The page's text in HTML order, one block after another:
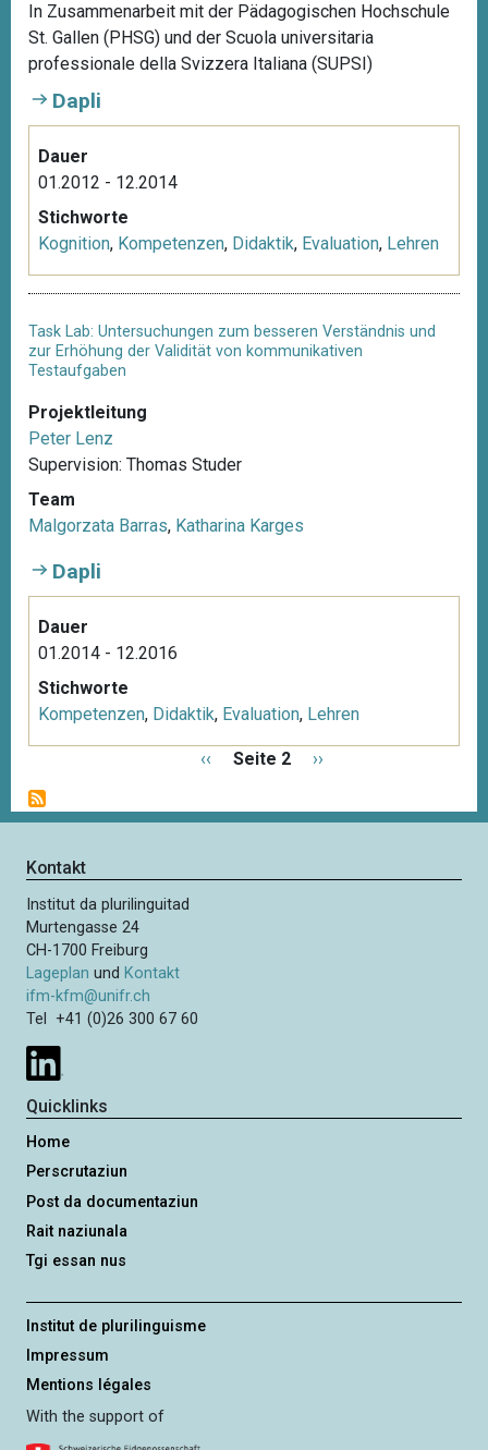
In Zusammenarbeit mit der Pädagogischen Hochschule
St. Gallen (PHSG) und der Scuola universitaria
professionale della Svizzera Italiana (SUPSI)
Dapli
Dauer
01.2012 - 12.2014
Stichworte
Kognition, Kompetenzen, Didaktik, Evaluation, Lehren
Task Lab: Untersuchungen zum besseren Verständnis und
zur Erhöhung der Validität von kommunikativen
Testaufgaben
Projektleitung
Peter Lenz
Supervision: Thomas Studer
Team
Malgorzata Barras, Katharina Karges
Dapli
Dauer
01.2014 - 12.2016
Stichworte
Kompetenzen, Didaktik, Evaluation, Lehren
i
t
n
n
u
m
m
e
r
i
u
n
g
V
r
‹‹ Seite 2
N
c
››
Kontakt
Institut da plurilinguitad
Murtengasse 24
CH-1700 Freiburg
Lageplan und Kontakt
ifm-kfm@unifr.ch
Tel +41 (0)26 300 67 60
Quicklinks
Home
Perscrutaziun
Post da documentaziun
Rait naziunala
Tgi essan nus
Institut de plurilinguisme
Impressum
Mentions légales
With the support of